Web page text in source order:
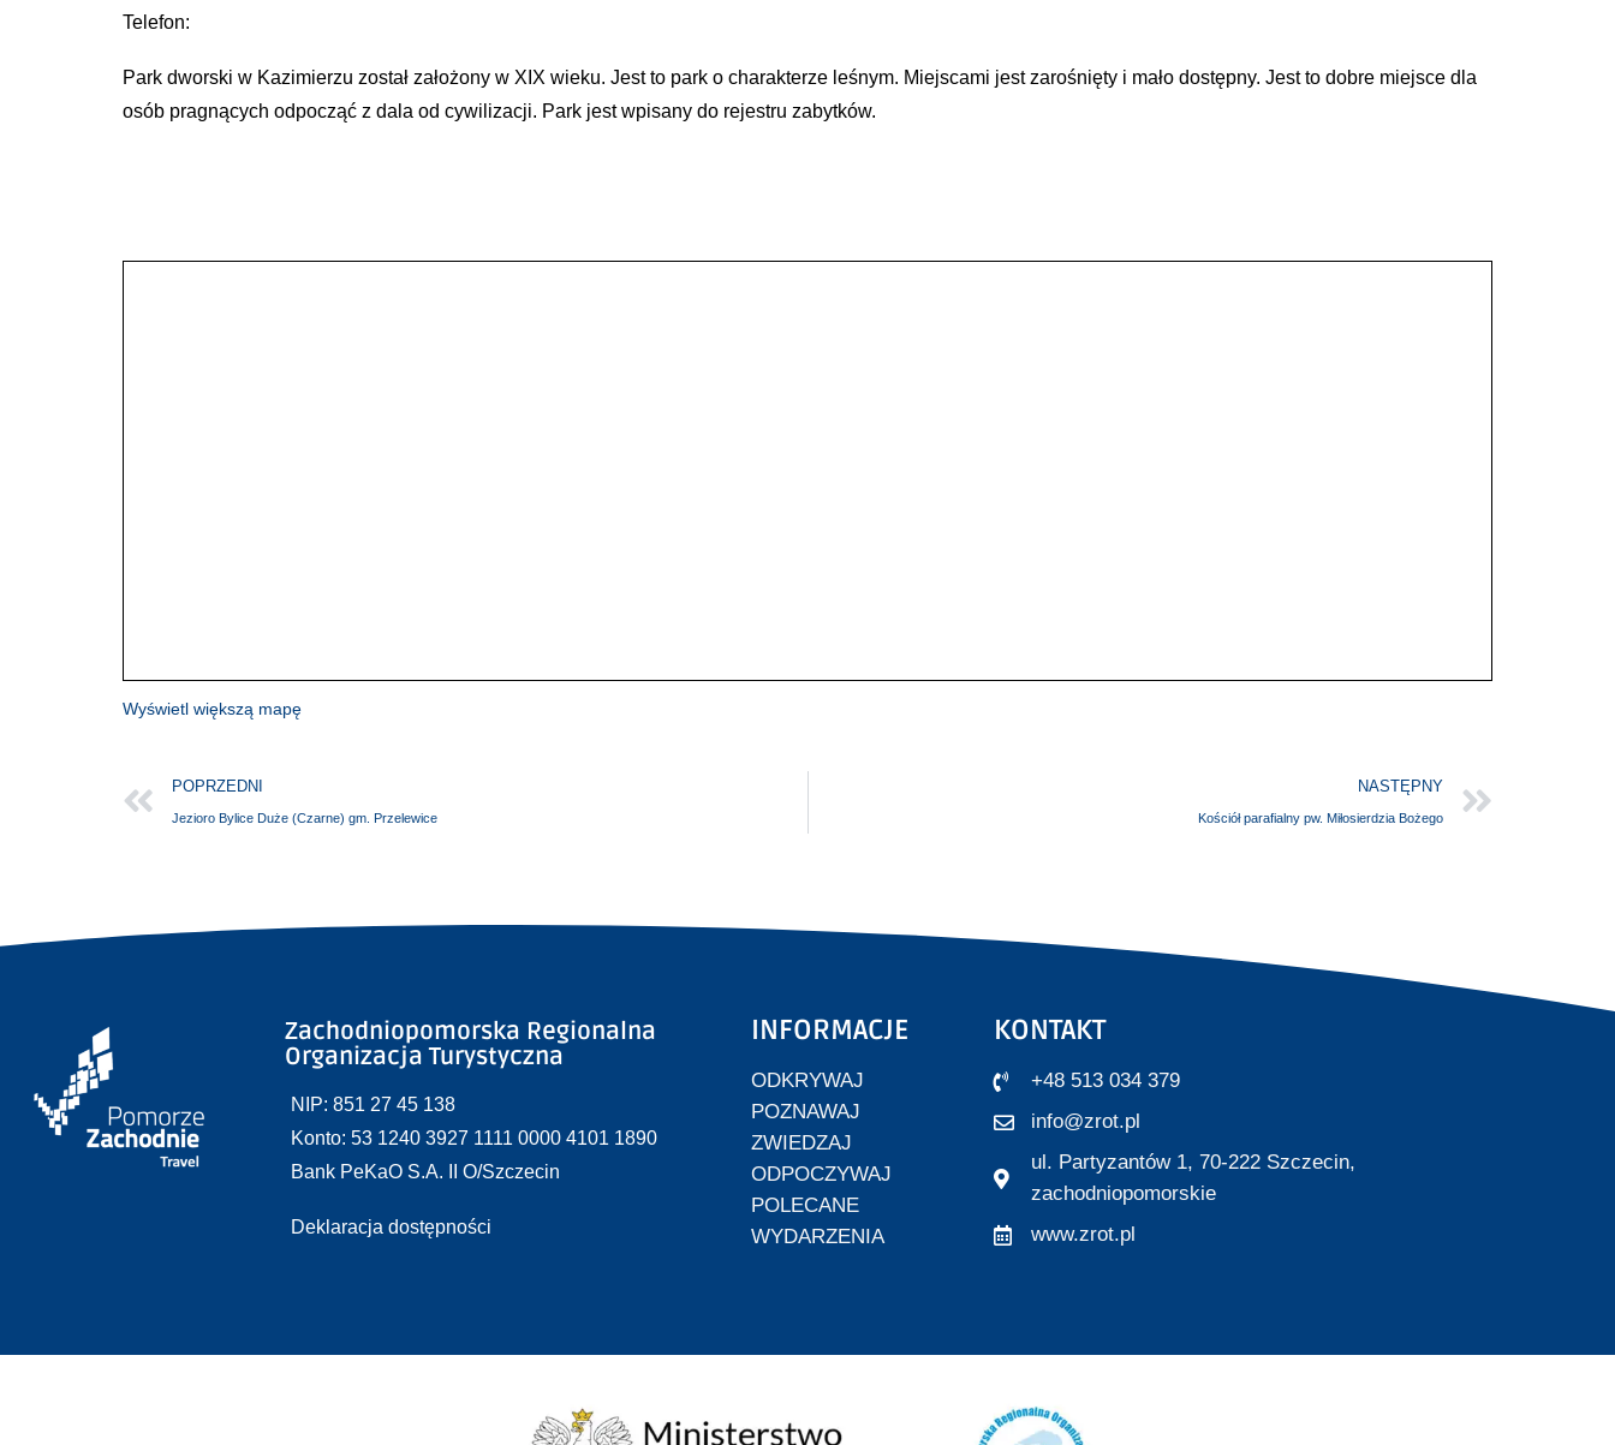
Telefon:
Park dworski w Kazimierzu został założony w XIX wieku. Jest to park o charakterze leśnym. Miejscami jest zarośnięty i mało dostępny. Jest to dobre miejsce dla
osób pragnących odpocząć z dala od cywilizacji. Park jest wpisany do rejestru zabytków.
Wyświetl większą mapę
POPRZEDNI
Jezioro Bylice Duże (Czarne) gm. Przelewice
NASTĘPNY
Kościół parafialny pw. Miłosierdzia Bożego
Zachodniopomorska Regionalna
Organizacja Turystyczna
NIP: 851 27 45 138
Konto: 53 1240 3927 1111 0000 4101 1890
Bank PeKaO S.A. II O/Szczecin
Deklaracja dostępności
INFORMACJE
ODKRYWAJ
POZNAWAJ
ZWIEDZAJ
ODPOCZYWAJ
POLECANE
WYDARZENIA
KONTAKT
+48 513 034 379
info@zrot.pl
ul. Partyzantów 1, 70-222 Szczecin,
zachodniopomorskie
www.zrot.pl